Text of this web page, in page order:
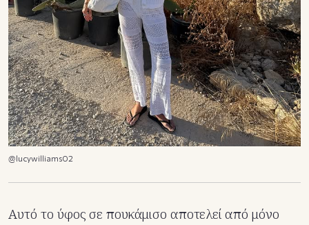
@lucywilliams02
Αυτό το ύφος σε πουκάμισο αποτελεί από μόνο